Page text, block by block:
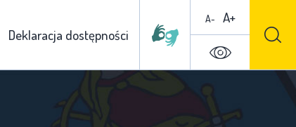
Deklaracja dostępności
A- A+